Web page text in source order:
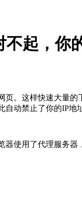
不起，你
页。这样快速大量
自动禁止了你的IP
器使用了代理服务